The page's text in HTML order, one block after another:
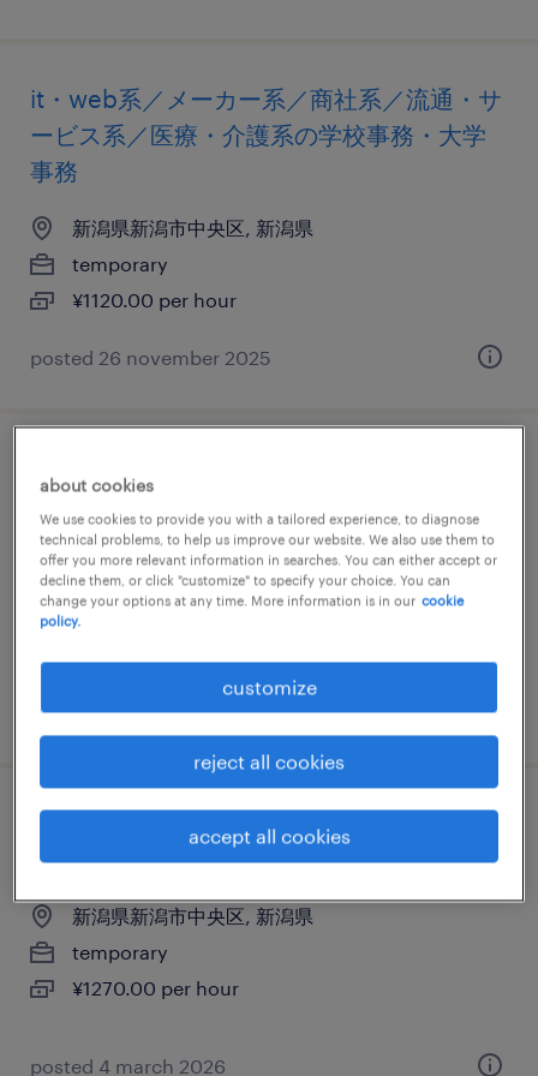
it・web系／メーカー系／商社系／流通・サ
ービス系／医療・介護系の学校事務・大学
事務
新潟県新潟市中央区, 新潟県
temporary
¥1120.00 per hour
posted 26 november 2025
新潟県新潟市中央区, 新潟県
permanent
¥200,000 per month
posted 21 january 2026
住宅・インテリア系のその他クリエイティ
ブ
新潟県新潟市中央区, 新潟県
temporary
¥1270.00 per hour
posted 4 march 2026
about cookies
We use cookies to provide you with a tailored experience, to diagnose
technical problems, to help us improve our website. We also use them to
offer you more relevant information in searches. You can either accept or
decline them, or click "customize" to specify your choice. You can
change your options at any time. More information is in our cookie
policy.
customize
reject all cookies
accept all cookies